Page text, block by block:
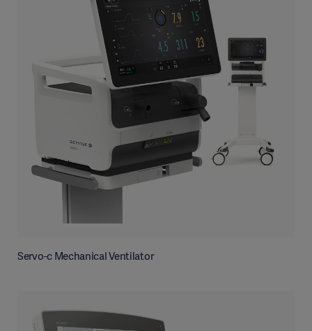
Servo-c Mechanical Ventilator